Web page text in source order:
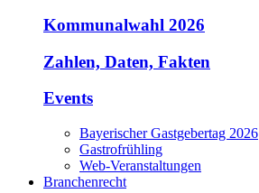
Kommunalwahl 2026
Zahlen, Daten, Fakten
Events
Bayerischer Gastgebertag 2026
Gastrofrühling
Web-Veranstaltungen
Branchenrecht